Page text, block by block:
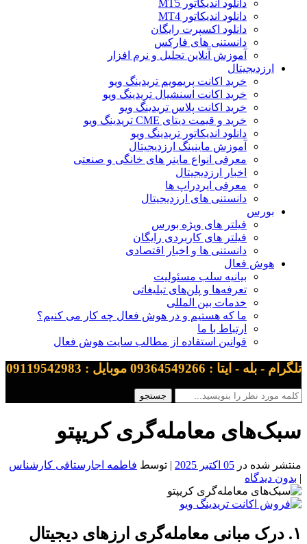
دانلود اندیکاتور MT5
دانلود اندیکاتور MT4
دانلود اکسپرت رایگان
دانستنی های فارکس
آموزش آنلاین تحلیل و نرم افزار
ارزدیجیتال
خرید اکانت پریمویم تریدینگ ویو
خرید اکانت اسنشیال تریدینگ ویو
خرید اکانت پلاس تریدینگ ویو
خرید و قیمت دیتای CME تریدینگ ویو
دانلود اندیکاتور تریدینگ ویو
آموزش ماینینگ ارزدیجیتال
معرفی انواع ماینر های خانگی و صنعتی
اخبار ارزدیجیتال
معرفی ایردراپ ها
دانستنی های ارزدیجیتال
بورس
فیلتر های ویژه بورس
فیلتر های کاربردی رایگان
دانستنی ها و اخبار اقتصادی
هوش فعال
بیانیه سلب مسئولیت
تعرفه‌ها و پلن‌های تبلیغاتی
خدمات بین المللی
ما که هستیم و در هوش فعال چه کار می کنیم؟
ارتباط با ما
قوانین استفاده از مطالب سایت هوش فعال
تلگرام - بله - ایتا : 09364549266 موبایل : 09119542983
سبک‌های معامله‌گری کریپتو
منتشر شده در 05 اکتبر 2025 | توسط فاطمه اجارستاقی کارشناس
| بدون دیدگاه
۱. درک مبانی معامله‌گری ارزهای دیجیتال